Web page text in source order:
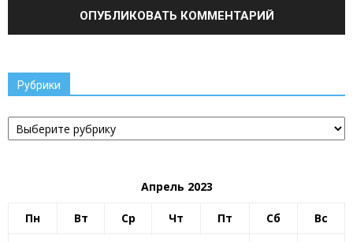
Рубрики
Рубрики
Апрель 2023
Пн Вт Ср Чт Пт Сб Вс